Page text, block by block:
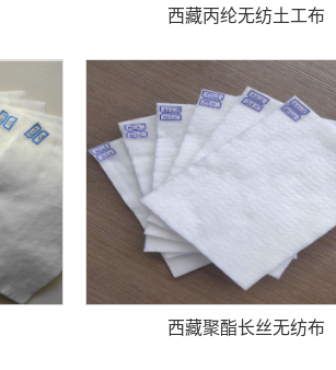
西藏丙纶无纺土工布
西藏聚酯长丝无纺布